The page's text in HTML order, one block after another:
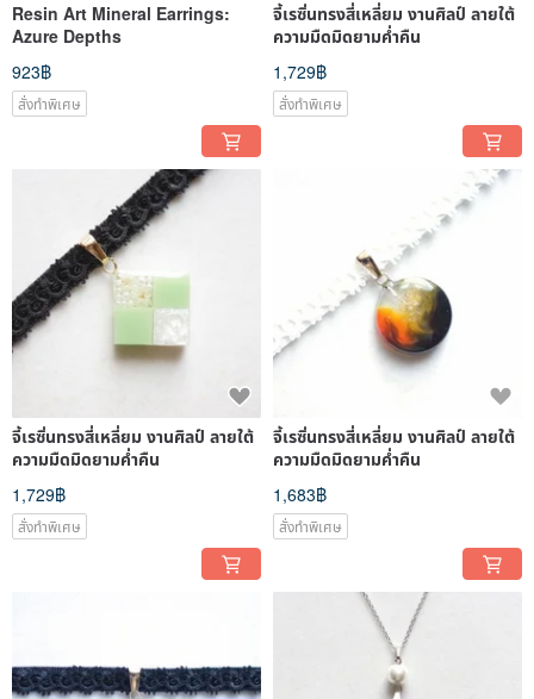
Resin Art Mineral Earrings:
Azure Depths
923฿
สั่งทำพิเศษ
จี้เรซิ่นทรงสี่เหลี่ยม งานศิลป์ ลายใต้
ความมืดมิดยามค่ำคืน
1,729฿
สั่งทำพิเศษ
จี้เรซิ่นทรงสี่เหลี่ยม งานศิลป์ ลายใต้
ความมืดมิดยามค่ำคืน
1,729฿
สั่งทำพิเศษ
จี้เรซิ่นทรงสี่เหลี่ยม งานศิลป์ ลายใต้
ความมืดมิดยามค่ำคืน
1,683฿
สั่งทำพิเศษ